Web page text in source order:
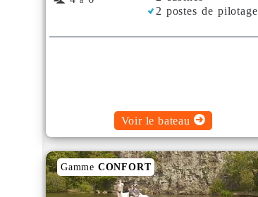
2 postes de pilotage
Voir le bateau
Gamme CONFORT